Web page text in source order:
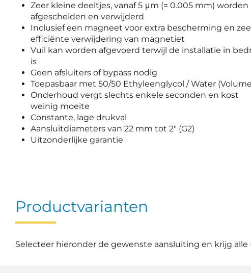
Zeer kleine deeltjes, vanaf 5 μm (= 0.005 mm) worden
afgescheiden en verwijderd
Inclusief een magneet voor extra bescherming en
efficiënte verwijdering van magnetiet
Vuil kan worden afgevoerd terwijl de installatie in
is
Geen afsluiters of bypass nodig
Toepasbaar met 50/50 Ethyleenglycol / Water
Onderhoud vergt slechts enkele seconden en kost
weinig moeite
Constante, lage drukval
Aansluitdiameters van 22 mm tot 2" (G2)
Uitzonderlijke garantie
Productvarianten
Selecteer hieronder de gewenste aansluiting en krijg